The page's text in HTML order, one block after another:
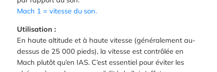
Mach 1 = vitesse du son.
Utilisation :
En haute altitude et à haute vitesse (généralement au-
dessus de 25 000 pieds), la vitesse est contrôlée en
Mach plutôt qu’en IAS. C’est essentiel pour éviter les